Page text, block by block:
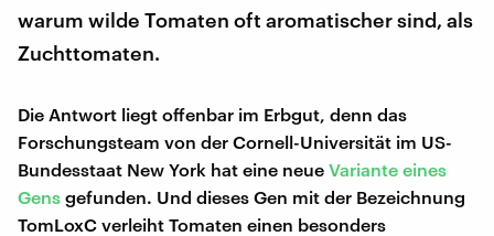
warum wilde Tomaten oft aromatischer sind, als
Zuchttomaten.
Die Antwort liegt offenbar im Erbgut, denn das
Forschungsteam von der Cornell-Universität im US-
Bundesstaat New York hat eine neue Variante eines
Gens gefunden. Und dieses Gen mit der Bezeichnung
TomLoxC verleiht Tomaten einen besonders